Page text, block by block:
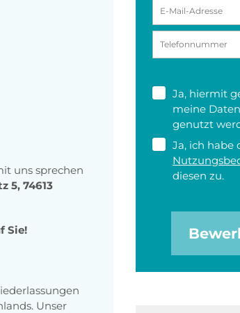
uns sprechen
5, 74613
Sie!
Unser
Ja, hiermit
meine
genutzt
Ja, ich habe
diesen zu.